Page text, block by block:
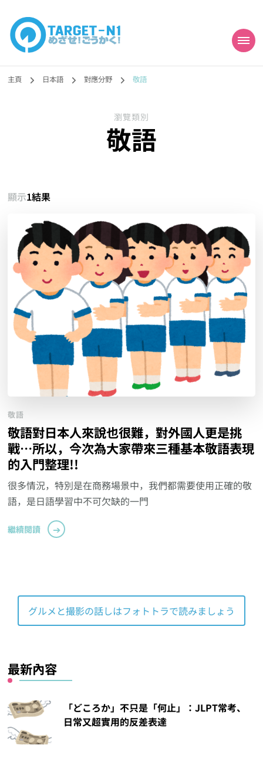
目標!!日本語能力試
N1合格
勉強コンテンツも追加予定!!】
主頁 日本語 對應分野 敬語
瀏覽類別
敬語
顯示1結果
敬語
敬語對日本人來說也很難，對外國人更是挑
戰…所以，今次為大家帶來三種基本敬語表現
的入門整理!!
很多情況，特別是在商務場景中，我們都需要使用正確的敬
語，是日語學習中不可欠缺的一門
繼續閱讀
グルメと撮影の話しはフォトトラで読みましょう
最新內容
「どころか」不只是「何止」：JLPT常考、
日常又超實用的反差表達